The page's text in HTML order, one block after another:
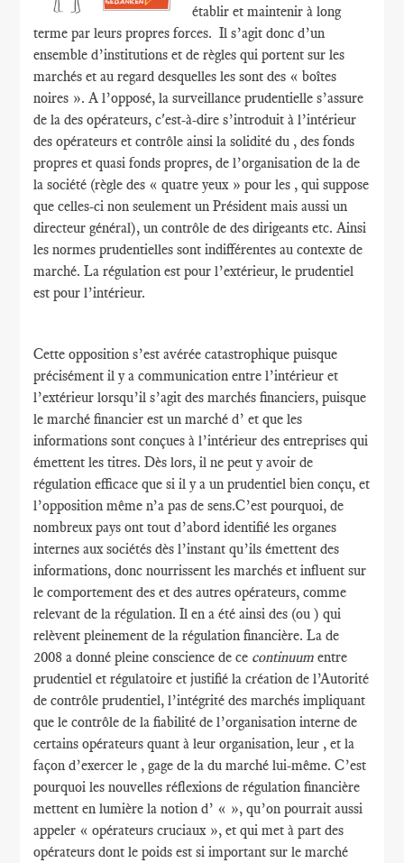
établir et maintenir à long
terme par leurs propres forces. Il s’agit donc d’un
ensemble d’institutions et de règles qui portent sur les
marchés et au regard desquelles les sont des « boîtes
noires ». A l’opposé, la surveillance prudentielle s’assure
de la des opérateurs, c'est-à-dire s’introduit à l’intérieur
des opérateurs et contrôle ainsi la solidité du , des fonds
propres et quasi fonds propres, de l’organisation de la de
la société (règle des « quatre yeux » pour les , qui suppose
que celles-ci non seulement un Président mais aussi un
directeur général), un contrôle de des dirigeants etc. Ainsi
les normes prudentielles sont indifférentes au contexte de
marché. La régulation est pour l’extérieur, le prudentiel
est pour l’intérieur.
Cette opposition s’est avérée catastrophique puisque
précisément il y a communication entre l’intérieur et
l’extérieur lorsqu’il s’agit des marchés financiers, puisque
le marché financier est un marché d’ et que les
informations sont conçues à l’intérieur des entreprises qui
émettent les titres. Dès lors, il ne peut y avoir de
régulation efficace que si il y a un prudentiel bien conçu, et
l’opposition même n’a pas de sens.C’est pourquoi, de
nombreux pays ont tout d’abord identifié les organes
internes aux sociétés dès l’instant qu’ils émettent des
informations, donc nourrissent les marchés et influent sur
le comportement des et des autres opérateurs, comme
relevant de la régulation. Il en a été ainsi des (ou ) qui
relèvent pleinement de la régulation financière. La de
2008 a donné pleine conscience de ce continuum entre
prudentiel et régulatoire et justifié la création de l’Autorité
de contrôle prudentiel, l’intégrité des marchés impliquant
que le contrôle de la fiabilité de l’organisation interne de
certains opérateurs quant à leur organisation, leur , et la
façon d’exercer le , gage de la du marché lui-même. C’est
pourquoi les nouvelles réflexions de régulation financière
mettent en lumière la notion d’ « », qu’on pourrait aussi
appeler « opérateurs cruciaux », et qui met à part des
opérateurs dont le poids est si important sur le marché